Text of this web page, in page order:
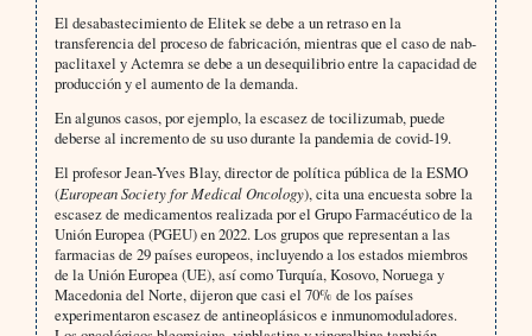
El desabastecimiento de Elitek se debe a un retraso en la
transferencia del proceso de fabricación, mientras que el caso de nab-
paclitaxel y Actemra se debe a un desequilibrio entre la capacidad de
producción y el aumento de la demanda.
En algunos casos, por ejemplo, la escasez de tocilizumab, puede
deberse al incremento de su uso durante la pandemia de covid-19.
El profesor Jean-Yves Blay, director de política pública de la ESMO
(European Society for Medical Oncology), cita una encuesta sobre la
escasez de medicamentos realizada por el Grupo Farmacéutico de la
Unión Europea (PGEU) en 2022. Los grupos que representan a las
farmacias de 29 países europeos, incluyendo a los estados miembros
de la Unión Europea (UE), así como Turquía, Kosovo, Noruega y
Macedonia del Norte, dijeron que casi el 70% de los países
experimentaron escasez de antineoplásicos e inmunomoduladores.